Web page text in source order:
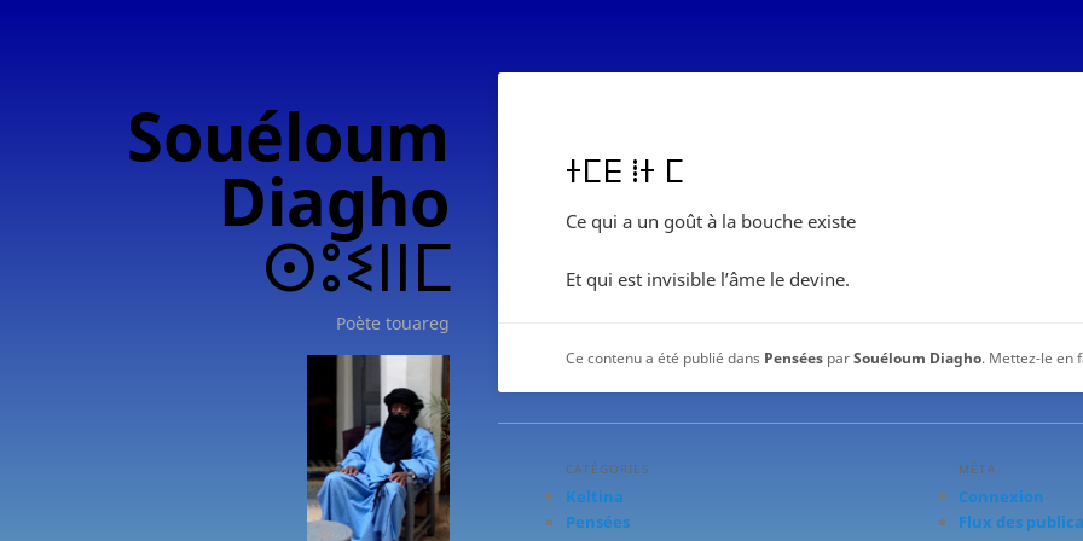
Souéloum
Diagho
ⵙⵓⵉⵏⵏⵎ
Poète touareg
ⵜⵎⴹ ⵂⵜ ⵎ
Ce qui a un goût à la bouche existe
Et qui est invisible l’âme le devine.
Ce contenu a été publié dans Pensées parSouéloum Diagho. Mettez-le en
CATÉGORIES
Keltina
Pensées
MÉTA
Connexion
Flux des